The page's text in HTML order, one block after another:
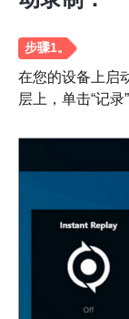
在您的设备上启
层上，单击“记录